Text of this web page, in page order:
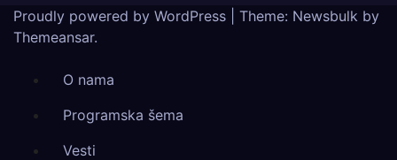
Proudly powered by WordPress Theme: Newsbulk by
Themeansar.
O nama
Programska šema
Vesti